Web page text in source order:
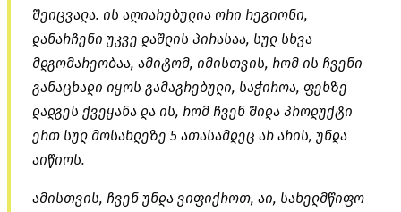
შეიცვალა. ის აღიარებულია ორი რეგიონი,
დანარჩენი უკვე დაშლის პირასაა, სულ სხვა
მდგომარეობაა, ამიტომ, იმისთვის, რომ ის ჩვენი
განაცხადი იყოს გამაგრებული, საჭიროა, ფეხზე
დადგეს ქვეყანა და ის, რომ ჩვენ შიდა პროდუქტი
ერთ სულ მოსახლეზე 5 ათასამდეც არ არის, უნდა
აიწიოს.
ამისთვის, ჩვენ უნდა ვიფიქროთ, აი, სახელმწიფო